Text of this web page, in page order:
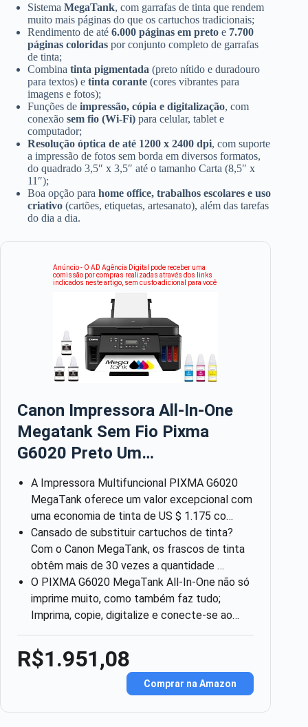
Sistema MegaTank, com garrafas de tinta que rendem
muito mais páginas do que os cartuchos tradicionais;
Rendimento de até 6.000 páginas em preto e 7.700
páginas coloridas por conjunto completo de garrafas
de tinta;
Combina tinta pigmentada (preto nítido e duradouro
para textos) e tinta corante (cores vibrantes para
imagens e fotos);
Funções de impressão, cópia e digitalização, com
conexão sem fio (Wi-Fi) para celular, tablet e
computador;
Resolução óptica de até 1200 x 2400 dpi, com suporte
a impressão de fotos sem borda em diversos formatos,
do quadrado 3,5″ x 3,5″ até o tamanho Carta (8,5″ x
11″);
Boa opção para home office, trabalhos escolares e uso
criativo (cartões, etiquetas, artesanato), além das tarefas
do dia a dia.
Anúncio - O AD Agência Digital pode receber uma
comissão por compras realizadas através dos links
indicados neste artigo, sem custo adicional para você
Canon Impressora All-In-One
Megatank Sem Fio Pixma
G6020 Preto Um…
A Impressora Multifuncional PIXMA G6020
MegaTank oferece um valor excepcional com
uma economia de tinta de US $ 1.175 co…
Cansado de substituir cartuchos de tinta?
Com o Canon MegaTank, os frascos de tinta
obtêm mais de 30 vezes a quantidade …
O PIXMA G6020 MegaTank All-In-One não só
imprime muito, como também faz tudo;
Imprima, copie, digitalize e conecte-se ao…
R$1.951,08
Comprar na Amazon